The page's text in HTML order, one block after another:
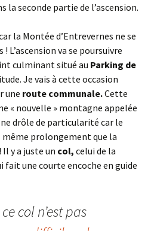
la seconde partie de l’ascension.
la Montée d’Entrevernes ne se
L’ascension va se poursuivre
culminant situé au Parking de
Je vais à cette occasion
une route communale.Cette
« nouvelle » montagne appelée
drôle de particularité car le
même prolongement que la
y a juste un col, celui de la
fait une courte encoche en guide
col n’est pas